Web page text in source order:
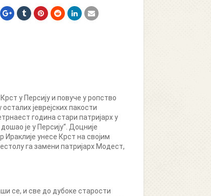
у Персију и повуче у ропство
јеврејских пакости
година стари патријарх у
је у Персију“. Доцније
унесе Крст на својим
га замени патријарх Модест,
се, и све до дубоке старости